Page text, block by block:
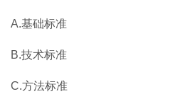
A.基础标准
B.技术标准
C.方法标准